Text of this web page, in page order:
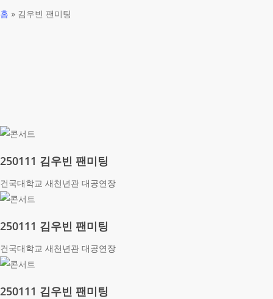
홈 » 김우빈 팬미팅
250111 김우빈 팬미팅
건국대학교 새천년관 대공연장
250111 김우빈 팬미팅
건국대학교 새천년관 대공연장
250111 김우빈 팬미팅